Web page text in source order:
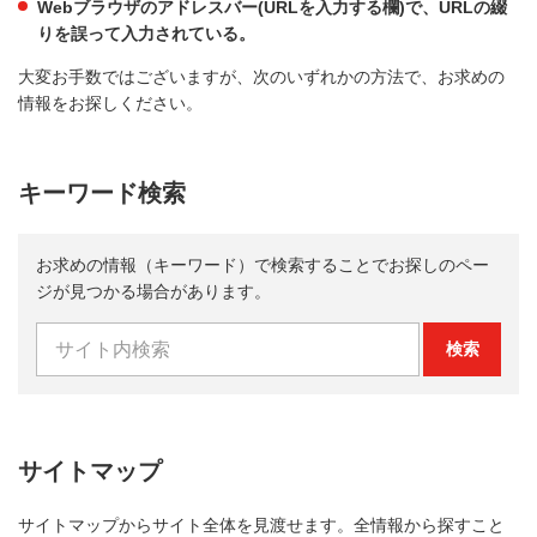
Webブラウザのアドレスバー(URLを入力する欄)で、URLの綴
りを誤って入力されている。
大変お手数ではございますが、次のいずれかの方法で、お求めの
情報をお探しください。
キーワード検索
お求めの情報（キーワード）で検索することでお探しのペー
ジが見つかる場合があります。
検索
サイトマップ
サイトマップからサイト全体を見渡せます。全情報から探すこと